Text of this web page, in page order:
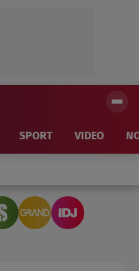
SPORT VIDEO